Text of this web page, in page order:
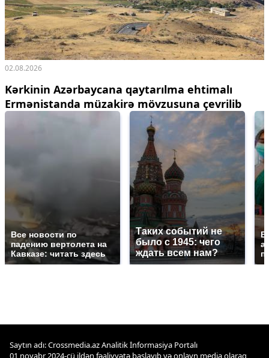
02.08.2026
Kərkinin Azərbaycana qaytarılma ehtimalı
Ermənistanda müzakirə mövzusuna çevrilib
Все новости по
падению вертолета на
Кавказе: читать здесь
Таких событий не
было с 1945: чего
ждать всем нам?
В
Saytın adı: Crossmedia.az Analitik İnformasiya Portalı
01 noyabr 2024-cü ildən fəaliyyətə başlayıb və onlayn media olaraq